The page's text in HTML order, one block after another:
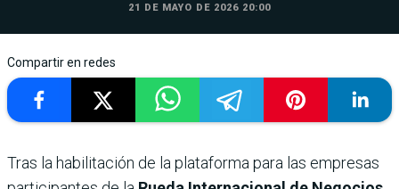
21 DE MAYO DE 2026 20:00
Compartir en redes
Tras la habilitación de la plataforma para las empresas